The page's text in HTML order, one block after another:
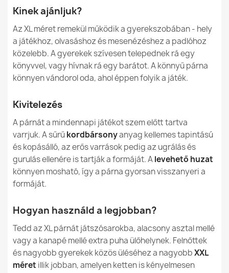
párnáink készülnek?
A kordbársony tartós és kopásálló?
Biztonságosak a kordbársony babzsákok gyerekeknek
és allergiásoknak?
Miben különbözik a Puha Kordbársony a Puha
Bársonytól és a Vastag Kordbársony Royaltól?
Óriás Babzsák Padlópárna XXL felnőtteknek - Vastag
Kordbársony Royal
61 990,00 Ft
Óriás Babzsák Padlópárna XL gyerekeknek - Vastag
Kordbársony Royal
37 990,00 Ft
Óriás Babzsák Padlópárna XXL felnőtteknek - Bouclé
(Báránybőr hatású)
69 990,00 Ft
Garancia Anyag 24 Hónap
Töltés
EPS Polisztirol
Granulátum
Töltés (l) 200 L (Kb.)
Hossz 138cm
Család
Megadott referenciák
Ean13 5907500884190
MPN (Gyártói Cikkszám) 976
Kinek ajánljuk?
Az XL méret remekül működik a gyerekszobában - hely
a játékhoz, olvasáshoz és mesenézéshez a padlóhoz
közelebb. A gyerekek szívesen telepednek rá egy
könyvvel, vagy hívnak rá egy barátot. A könnyű párna
könnyen vándorol oda, ahol éppen folyik a játék.
Kivitelezés
A párnát a mindennapi játékot szem előtt tartva
varrjuk. A sűrűkordbársonyanyag kellemes tapintású
és kopásálló, az erős varrások pedig az ugrálás és
gurulás ellenére is tartják a formáját. Alevehető huzat
könnyen mosható, így a párna gyorsan visszanyeri a
formáját.
Hogyan használd a legjobban?
Tedd az XL párnát játszósarokba, alacsony asztal mellé
vagy a kanapé mellé extra puha ülőhelynek. Felnőttek
és nagyobb gyerekek közös üléséhez a nagyobbXXL
méret illik jobban, amelyen ketten is kényelmesen